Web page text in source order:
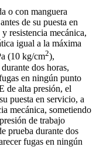
o con manguera
de su puesta en
resistencia mecánica,
igual a la máxima
(10 kg/cm2),
dos horas,
en ningún punto
de alta presión, el
puesta en servicio, a
mecánica, sometiendo
de trabajo
prueba durante dos
fugas en ningún